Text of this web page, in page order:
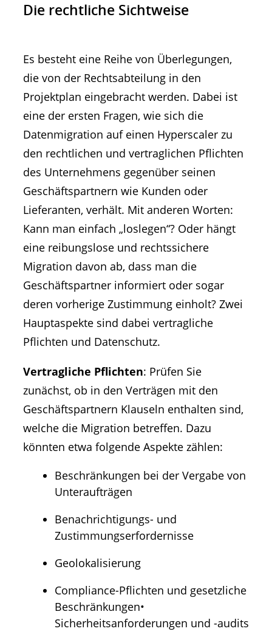
Die rechtliche Sichtweise
Es besteht eine Reihe von Überlegungen,
die von der Rechtsabteilung in den
Projektplan eingebracht werden. Dabei ist
eine der ersten Fragen, wie sich die
Datenmigration auf einen Hyperscaler zu
den rechtlichen und vertraglichen Pflichten
des Unternehmens gegenüber seinen
Geschäftspartnern wie Kunden oder
Lieferanten, verhält. Mit anderen Worten:
Kann man einfach „loslegen“? Oder hängt
eine reibungslose und rechtssichere
Migration davon ab, dass man die
Geschäftspartner informiert oder sogar
deren vorherige Zustimmung einholt? Zwei
Hauptaspekte sind dabei vertragliche
Pflichten und Datenschutz.
Vertragliche Pflichten: Prüfen Sie
zunächst, ob in den Verträgen mit den
Geschäftspartnern Klauseln enthalten sind,
welche die Migration betreffen. Dazu
könnten etwa folgende Aspekte zählen:
Beschränkungen bei der Vergabe von
Unteraufträgen
Benachrichtigungs- und
Zustimmungserfordernisse
Geolokalisierung
Compliance-Pflichten und gesetzliche
Beschränkungen•
Sicherheitsanforderungen und -audits